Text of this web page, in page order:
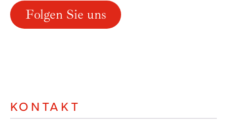
Folgen Sie uns
KONTAKT